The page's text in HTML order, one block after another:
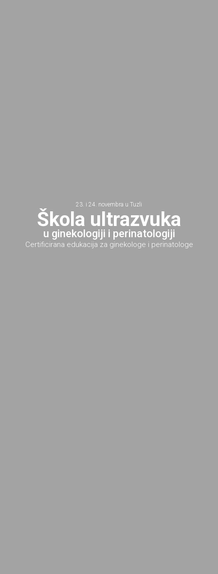
23. i 24. novembra u Tuzli
Škola ultrazvuka
u ginekologiji i perinatologiji
Certificirana edukacija za ginekologe i perinatologe